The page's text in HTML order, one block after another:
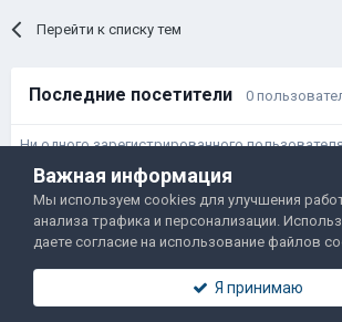
Перейти к списку тем
Последние посетители 0
Ни одного зарегистрированного
данную страницу
Правила и условия
Политика
Двамп 2022-2025
Важная информация
Мы используем cookies для улучшения
анализа трафика и персонализации.
даете согласие на использование файлов
Я принимаю